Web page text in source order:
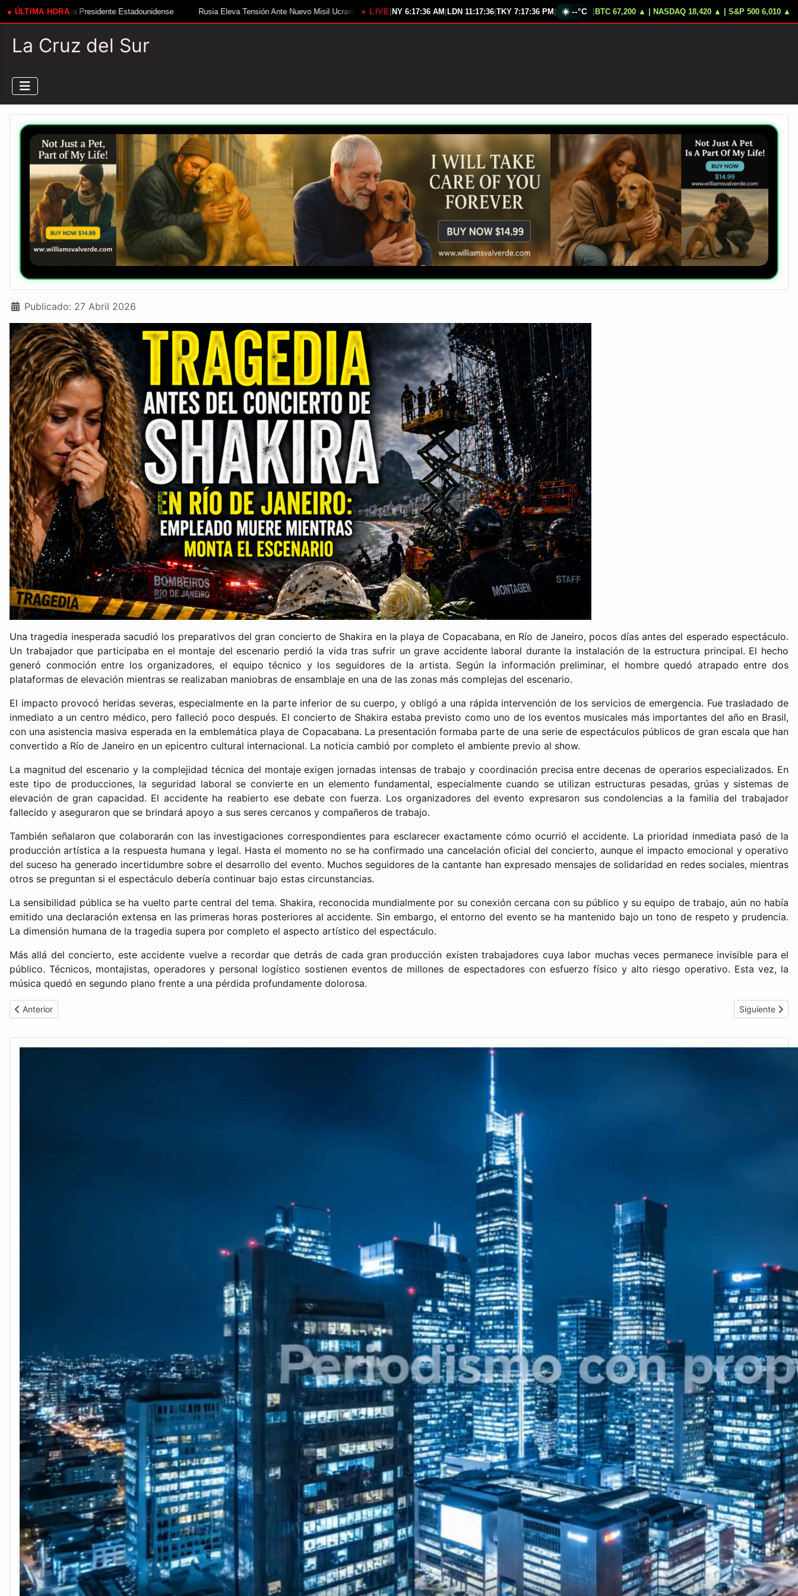
● ÚLTIMA HORA
Estadounidense Rusia Eleva Tensión Ante Nuevo Misil Ucraniano Senado Evalúa Prohibición Vehículos Chinos Conectados Corte Penal Destituye Fiscal Karim Khan Trump Amenaza
● LIVE| NY 6:17:38 AM | LDN 11:17:38|TKY 7:17:38 PM | ☀️ --°C | BTC 67,200 ▲ | NASDAQ 18,420 ▲ | S&P 500 6,010 ▲
La Cruz del Sur
Detalles
Publicado: 27 Abril 2026
Una tragedia inesperada sacudió los preparativos del gran concierto de Shakira en la playa de Copacabana, en Río de Janeiro, pocos días antes del esperado espectáculo.
Un trabajador que participaba en el montaje del escenario perdió la vida tras sufrir un grave accidente laboral durante la instalación de la estructura principal. El hecho
generó conmoción entre los organizadores, el equipo técnico y los seguidores de la artista. Según la información preliminar, el hombre quedó atrapado entre dos
plataformas de elevación mientras se realizaban maniobras de ensamblaje en una de las zonas más complejas del escenario.
El impacto provocó heridas severas, especialmente en la parte inferior de su cuerpo, y obligó a una rápida intervención de los servicios de emergencia. Fue trasladado de
inmediato a un centro médico, pero falleció poco después. El concierto de Shakira estaba previsto como uno de los eventos musicales más importantes del año en Brasil,
con una asistencia masiva esperada en la emblemática playa de Copacabana. La presentación formaba parte de una serie de espectáculos públicos de gran escala que han
convertido a Río de Janeiro en un epicentro cultural internacional. La noticia cambió por completo el ambiente previo al show.
La magnitud del escenario y la complejidad técnica del montaje exigen jornadas intensas de trabajo y coordinación precisa entre decenas de operarios especializados. En
este tipo de producciones, la seguridad laboral se convierte en un elemento fundamental, especialmente cuando se utilizan estructuras pesadas, grúas y sistemas de
elevación de gran capacidad. El accidente ha reabierto ese debate con fuerza. Los organizadores del evento expresaron sus condolencias a la familia del trabajador
fallecido y aseguraron que se brindará apoyo a sus seres cercanos y compañeros de trabajo.
También señalaron que colaborarán con las investigaciones correspondientes para esclarecer exactamente cómo ocurrió el accidente. La prioridad inmediata pasó de la
producción artística a la respuesta humana y legal. Hasta el momento no se ha confirmado una cancelación oficial del concierto, aunque el impacto emocional y operativo
del suceso ha generado incertidumbre sobre el desarrollo del evento. Muchos seguidores de la cantante han expresado mensajes de solidaridad en redes sociales, mientras
otros se preguntan si el espectáculo debería continuar bajo estas circunstancias.
La sensibilidad pública se ha vuelto parte central del tema. Shakira, reconocida mundialmente por su conexión cercana con su público y su equipo de trabajo, aún no había
emitido una declaración extensa en las primeras horas posteriores al accidente. Sin embargo, el entorno del evento se ha mantenido bajo un tono de respeto y prudencia.
La dimensión humana de la tragedia supera por completo el aspecto artístico del espectáculo.
Más allá del concierto, este accidente vuelve a recordar que detrás de cada gran producción existen trabajadores cuya labor muchas veces permanece invisible para el
público. Técnicos, montajistas, operadores y personal logístico sostienen eventos de millones de espectadores con esfuerzo físico y alto riesgo operativo. Esta vez, la
música quedó en segundo plano frente a una pérdida profundamente dolorosa.
Artículo anterior: Lollapalooza 2026 reunirá estrellas mundiales entre Chicago y Berlín nuevamente
Anterior Artículo
Siguiente